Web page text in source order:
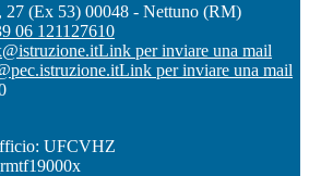
27 (Ex 53) 00048 - Nettuno (RM)
06 121127610
Link per inviare una mail
Link per inviare una mail
UFCVHZ